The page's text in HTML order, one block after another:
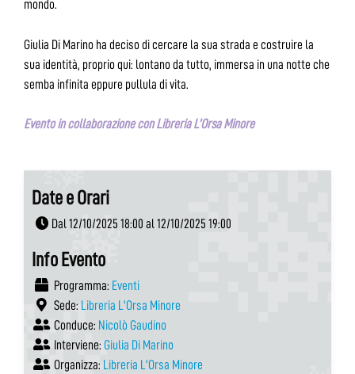
mondo.
Giulia Di Marino ha deciso di cercare la sua strada e costruire la
sua identità, proprio qui: lontano da tutto, immersa in una notte che
semba infinita eppure pullula di vita.
Evento in collaborazione con Libreria L’Orsa Minore
Date e Orari
Dal 12/10/2025 18:00 al 12/10/2025 19:00
Info Evento
Programma: Eventi
Sede: Libreria L'Orsa Minore
Conduce: Nicolò Gaudino
Interviene: Giulia Di Marino
Organizza: Libreria L'Orsa Minore